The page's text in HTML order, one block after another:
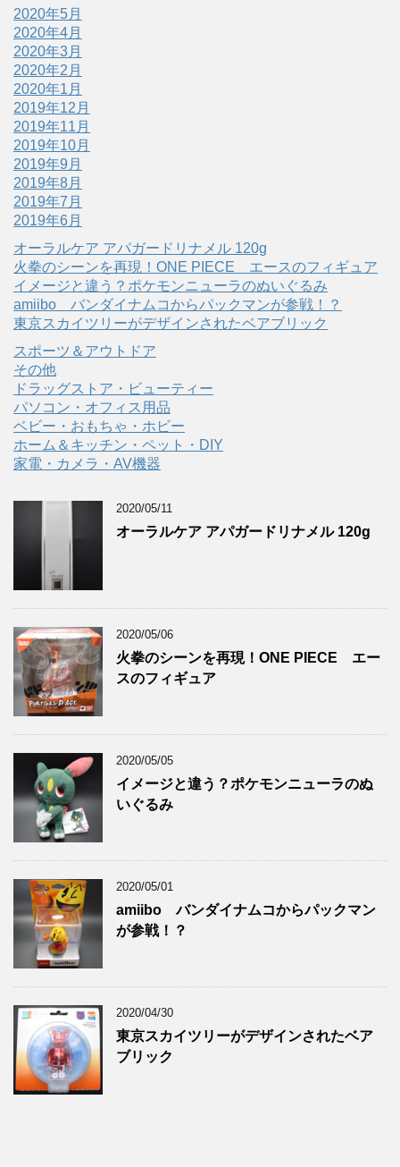
2020年5月
2020年4月
2020年3月
2020年2月
2020年1月
2019年12月
2019年11月
2019年10月
2019年9月
2019年8月
2019年7月
2019年6月
オーラルケア アパガードリナメル 120g
火拳のシーンを再現！ONE PIECE エースのフィギュア
イメージと違う？ポケモンニューラのぬいぐるみ
amiibo バンダイナムコからパックマンが参戦！？
東京スカイツリーがデザインされたベアブリック
スポーツ＆アウトドア
その他
ドラッグストア・ビューティー
パソコン・オフィス用品
ベビー・おもちゃ・ホビー
ホーム＆キッチン・ペット・DIY
家電・カメラ・AV機器
2020/05/11
オーラルケア アパガードリナメル 120g
2020/05/06
火拳のシーンを再現！ONE PIECE エー
スのフィギュア
2020/05/05
イメージと違う？ポケモンニューラのぬ
いぐるみ
2020/05/01
amiibo バンダイナムコからパックマン
が参戦！？
2020/04/30
東京スカイツリーがデザインされたベア
ブリック